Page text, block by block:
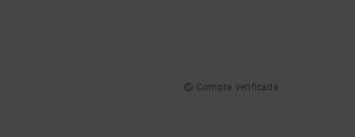
Compra verificada